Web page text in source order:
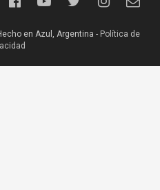
en Azul, Argentina - Política de